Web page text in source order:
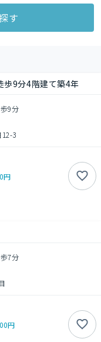
す
歩9分4階建て築4年
9分
3
円
7分
円